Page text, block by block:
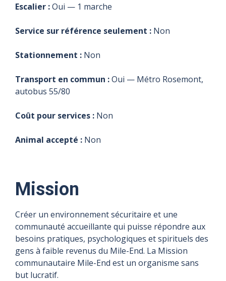
Escalier :Oui — 1 marche
Service sur référence seulement : Non
Stationnement : Non
Transport en commun :Oui — Métro Rosemont,
autobus 55/80
Coût pour services : Non
Animal accepté : Non
Mission
Créer un environnement sécuritaire et une
communauté accueillante qui puisse répondre aux
besoins pratiques, psychologiques et spirituels des
gens à faible revenus du Mile-End. La Mission
communautaire Mile-End est un organisme sans
but lucratif.